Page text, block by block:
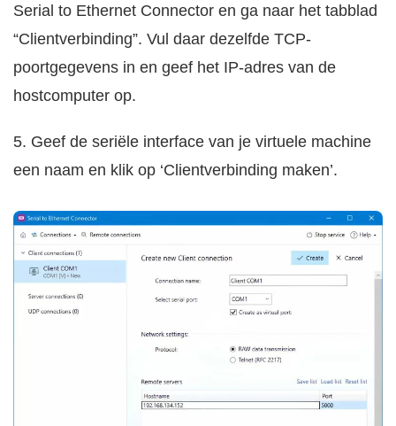
Serial to Ethernet Connector en ga naar het tabblad
“Clientverbinding”. Vul daar dezelfde TCP-
poortgegevens in en geef het IP-adres van de
hostcomputer op.
5. Geef de seriële interface van je virtuele machine
een naam en klik op ‘Clientverbinding maken’.